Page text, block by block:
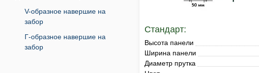
V-образное навершие на
забор
Г-образное навершие на
забор
Стандарт:
Высота панели
Ширина панели
Диаметр прутка